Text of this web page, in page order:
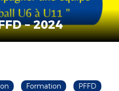
– 2024
Formation PFFD